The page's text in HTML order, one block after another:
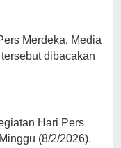
Merdeka, Media
dibacakan
Hari Pers
(8/2/2026).